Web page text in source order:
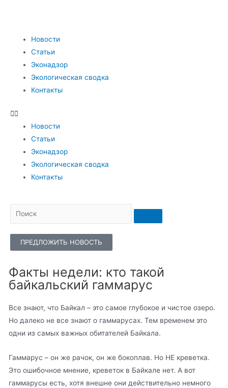
Новости
Статьи
Эконадзор
Экологическая сводка
Контакты
Новости
Статьи
Эконадзор
Экологическая сводка
Контакты
ПРЕДЛОЖИТЬ НОВОСТЬ
Факты недели: кто такой
байкальский гаммарус
Все знают, что Байкал – это самое глубокое и чистое озеро.
Но далеко не все знают о гаммарусах. Тем временем это
одни из самых важных обитателей Байкала.
Гаммарус – он же рачок, он же бокоплав. Но НЕ креветка.
Это ошибочное мнение, креветок в Байкале нет. А вот
гаммарусы есть, хотя внешне они действительно немного